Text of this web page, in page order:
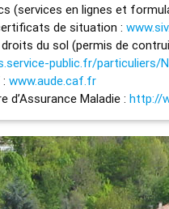
(services en lignes et
de situation :
du sol (permis de
public.fr/particuliers/
www.aude.caf.fr
d’Assurance Maladie : http://